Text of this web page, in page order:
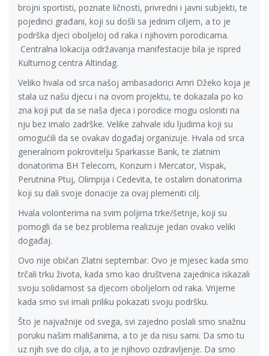
brojni sportisti, poznate ličnosti, privredni i javni subjekti, te
pojedinci građani, koji su došli sa jednim ciljem, a to je
podrška djeci oboljeloj od raka i njihovim porodicama.
Centralna lokacija održavanja manifestacije bila je ispred
Kulturnog centra Altindag.
Veliko hvala od srca našoj ambasadorici Amri Džeko koja je
stala uz našu djecu i na ovom projektu, te dokazala po ko
zna koji put da se naša djeca i porodice mogu osloniti na
nju bez imalo zadrške. Velike zahvale idu ljudima koji su
omogućili da se ovakav događaj organizuje. Hvala od srca
generalnom pokrovitelju Sparkasse Bank, te zlatnim
donatorima BH Telecom, Konzum i Mercator, Vispak,
Perutnina Ptuj, Olimpija i Cedevita, te ostalim donatorima
koji su dali svoje donacije za ovaj plemeniti cilj.
Hvala volonterima na svim poljima trke/šetnje, koji su
pomogli da se bez problema realizuje jedan ovako veliki
događaj.
Ovo nije običan Zlatni septembar. Ovo je mjesec kada smo
trčali trku života, kada smo kao društvena zajednica iskazali
svoju solidarnost sa djecom oboljelom od raka. Vrijeme
kada smo svi imali priliku pokazati svoju podršku.
Što je najvažnije od svega, svi zajedno poslali smo snažnu
poruku našim mališanima, a to je da nisu sami. Da smo tu
uz njih sve do cilja, a to je njihovo ozdravljenje. Da smo